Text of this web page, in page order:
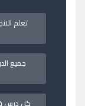
تعلم
جميع